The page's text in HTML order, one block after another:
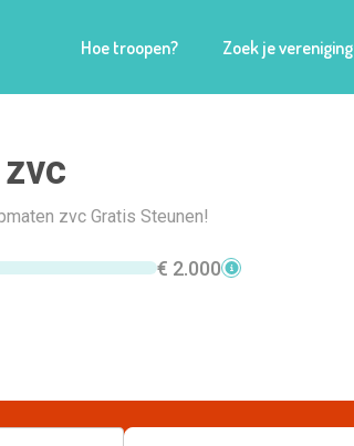
Hoe troopen? Zoek je vereniging
zvc Gratis Steunen!
€ 2.000